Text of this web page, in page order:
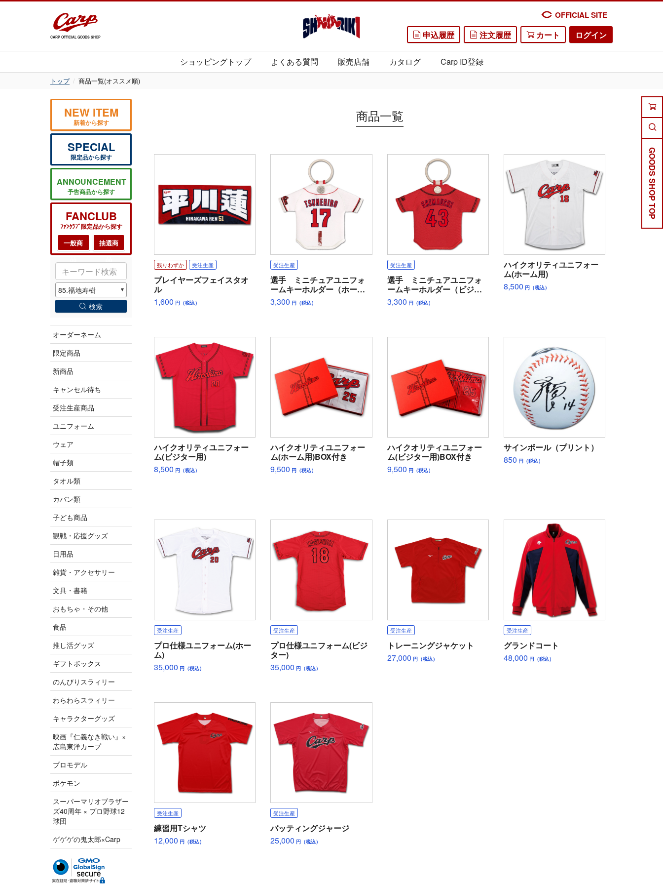
CARP OFFICIAL GOODS SHOP
OFFICIAL SITE
申込履歴 注文履歴 カート ログイン
ショッピングトップ よくある質問 販売店舗 カタログ Carp ID登録
トップ 商品一覧(オススメ順)
NEW ITEM
新着から探す
SPECIAL
限定品から探す
ANNOUNCEMENT
予告商品から探す
FANCLUB
ﾌｧﾝｸﾗﾌﾞ限定品から探す
一般商
抽選商
検索
オーダーネーム
限定商品
新商品
キャンセル待ち
受注生産商品
ユニフォーム
ウェア
帽子類
タオル類
カバン類
子ども商品
観戦・応援グッズ
日用品
雑貨・アクセサリー
文具・書籍
おもちゃ・その他
食品
推し活グッズ
ギフトボックス
のんびりスラィリー
わらわらスラィリー
キャラクターグッズ
映画『仁義なき戦い』×
広島東洋カープ
プロモデル
ポケモン
スーパーマリオブラザー
ズ40周年 × プロ野球12
球団
ゲゲゲの鬼太郎×Carp
GOODS SHOP TOP
商品一覧
残りわずか 受注生産
プレイヤーズフェイスタオ
ル
1,600 円（税込）
受注生産
選手 ミニチュアユニフォ
ームキーホルダー（ホー
ム）
3,300 円（税込）
受注生産
選手 ミニチュアユニフォ
ームキーホルダー（ビジタ
ー）
3,300 円（税込）
ハイクオリティユニフォー
ム(ホーム用)
8,500 円（税込）
ハイクオリティユニフォー
ム(ビジター用)
8,500 円（税込）
ハイクオリティユニフォー
ム(ホーム用)BOX付き
9,500 円（税込）
ハイクオリティユニフォー
ム(ビジター用)BOX付き
9,500 円（税込）
サインボール（プリント）
850 円（税込）
受注生産
プロ仕様ユニフォーム(ホー
ム)
35,000 円（税込）
受注生産
プロ仕様ユニフォーム(ビジ
ター)
35,000 円（税込）
受注生産
トレーニングジャケット
27,000 円（税込）
受注生産
グランドコート
48,000 円（税込）
受注生産
練習用Tシャツ
12,000 円（税込）
受注生産
バッティングジャージ
25,000 円（税込）